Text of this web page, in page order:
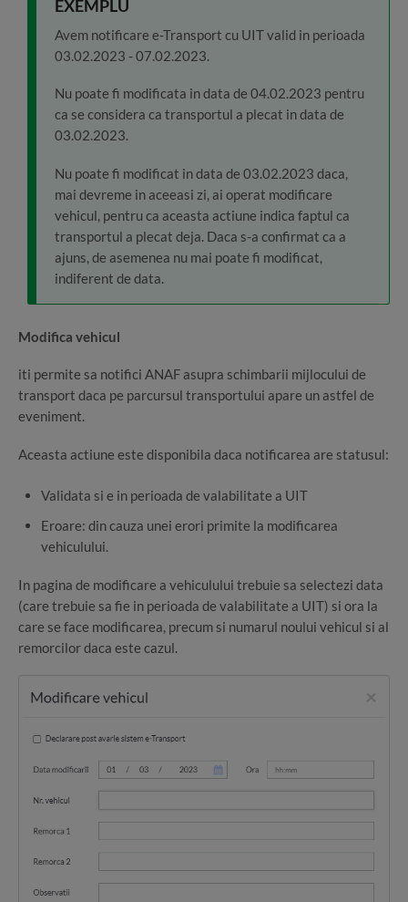
EXEMPLU
Avem notificare e-Transport cu UIT valid in perioada
03.02.2023 - 07.02.2023.
Nu poate fi modificata in data de 04.02.2023 pentru
ca se considera ca transportul a plecat in data de
03.02.2023.
Nu poate fi modificat in data de 03.02.2023 daca,
mai devreme in aceeasi zi, ai operat modificare
vehicul, pentru ca aceasta actiune indica faptul ca
transportul a plecat deja. Daca s-a confirmat ca a
ajuns, de asemenea nu mai poate fi modificat,
indiferent de data.
Modifica vehicul
iti permite sa notifici ANAF asupra schimbarii mijlocului de
transport daca pe parcursul transportului apare un astfel de
eveniment.
Aceasta actiune este disponibila daca notificarea are statusul:
Validata si e in perioada de valabilitate a UIT
Eroare: din cauza unei erori primite la modificarea
vehiculului.
In pagina de modificare a vehiculului trebuie sa selectezi data
(care trebuie sa fie in perioada de valabilitate a UIT) si ora la
care se face modificarea, precum si numarul noului vehicul si al
remorcilor daca este cazul.